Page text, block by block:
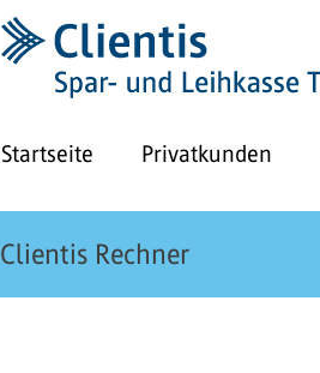
Startseite Privatkunden
Clientis Rechner